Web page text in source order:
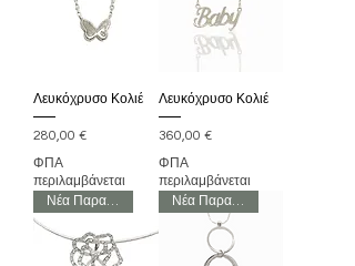
Λευκόχρυσο Κολιέ
Τιμή
280,00 €
ΦΠΑ
περιλαμβάνεται
Λευκόχρυσο Κολιέ
Τιμή
360,00 €
ΦΠΑ
περιλαμβάνεται
Νέα Παραλαβή
Νέα Παραλαβή